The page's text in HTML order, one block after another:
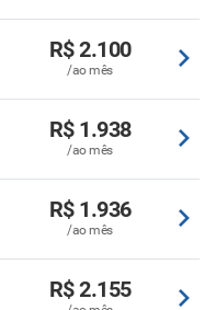
R$ 2.100
/ao mês
R$ 1.938
/ao mês
R$ 1.936
/ao mês
R$ 2.155